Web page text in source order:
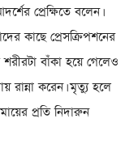
প্রেক্ষিতে বলেন।
কাছে প্রেসক্রিপশনের
বাঁকা হয়ে গেলেও
রান্না করেন। মৃত্যু হলে
প্রতি নিদারুন